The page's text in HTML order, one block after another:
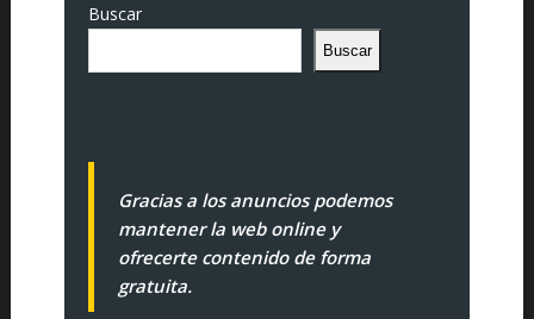
Buscar
Buscar
Gracias a los anuncios podemos
mantener la web online y
ofrecerte contenido de forma
gratuita.